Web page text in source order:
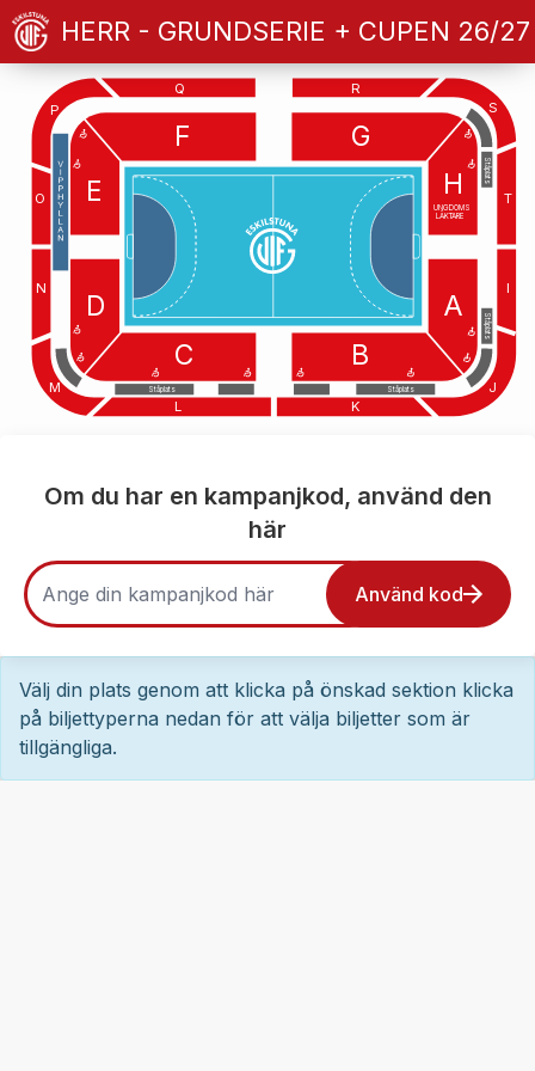
HERR - GRUNDSERIE + CUPEN 26/27
R
S
J
P
M
I
O
N
G
H
A
E
D
Q
F
K
Ståplats
Ståplats
Ståplats
Ståplats
UNGDOMS
LÄKTARE
B
L
C
T
Om du har en kampanjkod, använd den
här
Använd kod
Välj din plats genom att klicka på önskad sektion klicka
på biljettyperna nedan för att välja biljetter som är
tillgängliga.